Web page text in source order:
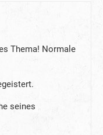
Thema! Normale
seines